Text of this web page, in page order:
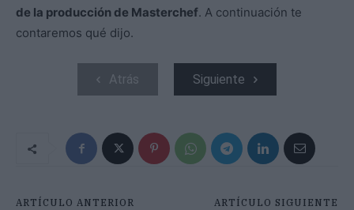
de la producción de Masterchef. A continuación te
contaremos qué dijo.
Atrás Siguiente
ARTÍCULO ANTERIOR ARTÍCULO SIGUIENTE